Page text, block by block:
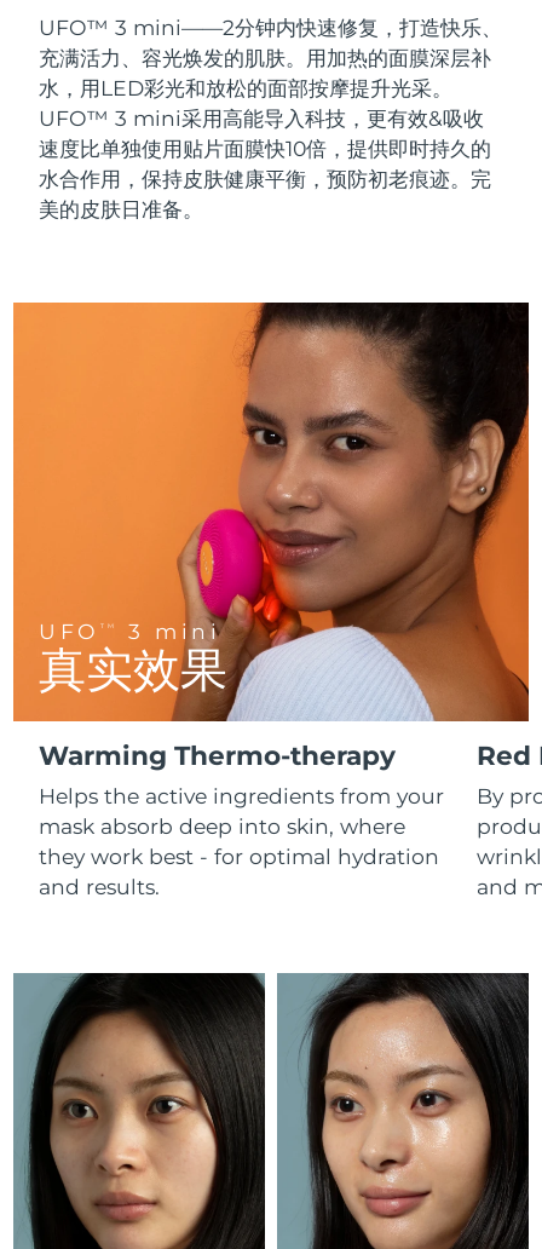
UFO™ 3 mini——2分钟内快速修复，打造快乐、
充满活力、容光焕发的肌肤。用加热的面膜深层补
水，用LED彩光和放松的面部按摩提升光采。
UFO™ 3 mini采用高能导入科技，更有效&吸收
速度比单独使用贴片面膜快10倍，提供即时持久的
水合作用，保持皮肤健康平衡，预防初老痕迹。完
美的皮肤日准备。
UFO TM 3 mini
真实效果
Warming Thermo-therapy
Helps the active ingredients from your
mask absorb deep into skin, where
they work best - for optimal hydration
and results.
Red
By
and
LUNA™ 4 套装
Anti-aging massage
LUNA™ 4 Plus
Massage, LED heating
For men, anti-aging massage
LUNA™ 4 mini
For young skin, T-zone
LUNA™ 4 go
For travel or gym bag
LUNA™ 护肤
Premium cleansers & balm
LUNA™ 设备
All facial cleansing devices
BEAR™ 2 套装
Microcurrent toning
BEAR™ 2 go
Microcurrent toning on-the-go
Microcurrent line smoothing device
面部提拉护理
Premium anti-aging skincare
BEAR™ 设备
All premium facelift devices
补水保湿
UFO™ 3 套装
UFO™ 3 LED
Near-infrared and red light therapy
UFO™ 3 mini
Red light therapy device for young skin
UFO™ 3 go
Portable red light therapy
面膜
Rejuvenation & hydration
UFO™ 设备
All deep facial hydration devices
口腔护理
issa™ 4
issa™ 4 plus
Smart hybrid silicone sonic toothbrush
issa™ 4 smile
Hybrid silicone sonic toothbrush
issa™ 4 baby
For ages 0-3
issa™ Teeth Whitening Set
Dual LED + sonic device & 18% PAP gel
ISSA™ 设备
All silicone sonic toothbrushes
FAQ™ 抗老护理
FAQ™ 101
Clinical anti-aging
FAQ™ 102
Advanced clinical anti-aging
FAQ™ 103
Luxurious clinical anti-aging set
FAQ™ P1 Primer
Manuka honey primer
FAQ™护肤品
FAQ™产品
All anti-aging treatments
LED治疗
FAQ™ 201
FAQ™ 202
LED mask
FAQ™ 211
Anti-aging neck & décolleté LED mask
FAQ™ 221
Anti-aging LED hand mask
FAQ™护肤品
FAQ™产品
All LED treatments
FAQ™ 301
LED hair strengthening scalp massager
FAQ™ Scalp Serum
Scalp recovery probiotic serum
FAQ™护肤品
All FAQ™ skincare
肌肤年轻化
NEW
FAQ™ 501
Full-Spectrum Red Light Therapy
FAQ™ 502
Full-Spectrum Red Light Therapy
FAQ™ Red Light Serum
FAQ™ products
All toning treatments
保健品
脱毛
PEACH™ 2
IPL hair removal
PEACH™ 2 go
Travel-friendly IPL hair removal
身体护理
LUNA™ 4 body
Massaging body brush
SUPERCHARGED™ serum
Firming body serum
痘肌护理
ESPADA™ 2 plus
Recurring acne LED therapy
ESPADA™ 2
Acne treatment device
眼部护理
BEAR™ 2 eyes & lips
Microcurrent line smoothing device
IRIS™ 2
Rejuvenating eye massager
毛孔护理
KIWI™ derma
Diamond microdermabrasion .
护发
LUNA™ 4 hair
2-in-1 LED scalp massager
NEW
比利时 预计送达日期 8/8/26
百慕大 预计送达日期8/14/26
波斯尼亚和黑塞哥维那 预计送达日期8/11/26
文莱 预计送达日期8/13/26
加拿大 预计送达日期8/12/26
预计送达日期
预计送达日期
预计送达日期8/12/26
预计送达日期 8/8/26
预计送达日期8/9/26
捷克 预计送达日期 8/8/26
丹麦 预计送达日期
爱沙尼亚 预计送达日期 8/8/26
芬兰 预计送达日期 8/8/26
法国 预计送达日期 8/8/26
德国 预计送达日期8/8/26
直布罗陀 预计送达日期 8/12/26
希腊 预计送达日期8/8/26
中国香港特别行政区 预计送达日期 8/9/26
匈牙利 预计送达日期 8/8/26